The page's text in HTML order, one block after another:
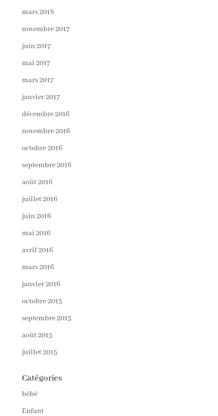
mars 2018
novembre 2017
juin 2017
mai 2017
mars 2017
janvier 2017
décembre 2016
novembre 2016
octobre 2016
septembre 2016
août 2016
juillet 2016
juin 2016
mai 2016
avril 2016
mars 2016
janvier 2016
octobre 2015
septembre 2015
août 2015
juillet 2015
Catégories
bébé
Enfant